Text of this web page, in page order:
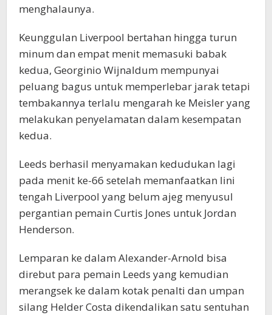
menghalaunya.
Keunggulan Liverpool bertahan hingga turun
minum dan empat menit memasuki babak
kedua, Georginio Wijnaldum mempunyai
peluang bagus untuk memperlebar jarak tetapi
tembakannya terlalu mengarah ke Meisler yang
melakukan penyelamatan dalam kesempatan
kedua.
Leeds berhasil menyamakan kedudukan lagi
pada menit ke-66 setelah memanfaatkan lini
tengah Liverpool yang belum ajeg menyusul
pergantian pemain Curtis Jones untuk Jordan
Henderson.
Lemparan ke dalam Alexander-Arnold bisa
direbut para pemain Leeds yang kemudian
merangsek ke dalam kotak penalti dan umpan
silang Helder Costa dikendalikan satu sentuhan